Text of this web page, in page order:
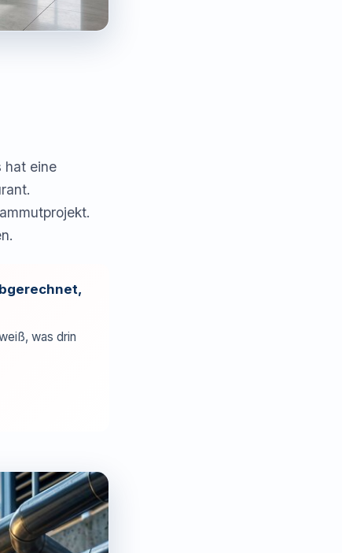
hat eine
was drin